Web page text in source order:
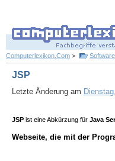
Computerlexikon.Com > Software
JSP
Letzte Änderung am
JSP ist eine Abkürzung für Java
Webseite, die mit der